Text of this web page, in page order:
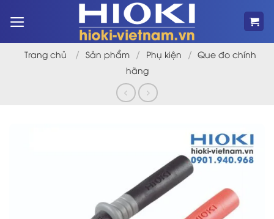
qua
dungTrang chủ / Sản phẩm / Phụ kiện / Que đo chính
hãng